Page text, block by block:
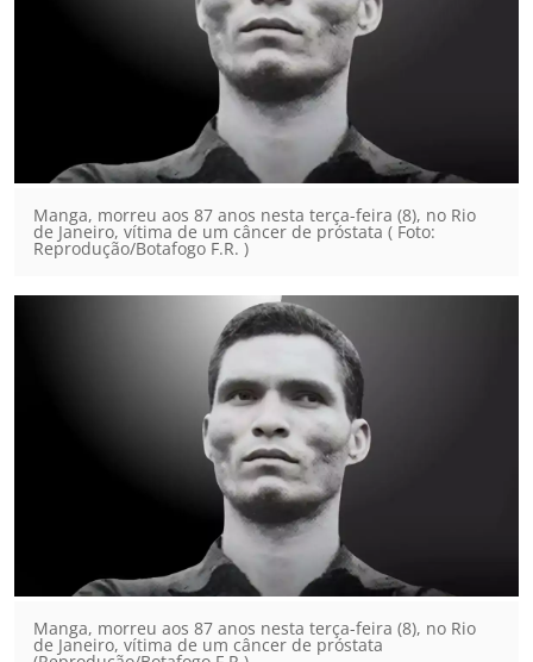
Manga, morreu aos 87 anos nesta terça-feira (8), no Rio
de Janeiro, vítima de um câncer de próstata ( Foto:
Reprodução/Botafogo F.R. )
Manga, morreu aos 87 anos nesta terça-feira (8), no Rio
de Janeiro, vítima de um câncer de próstata